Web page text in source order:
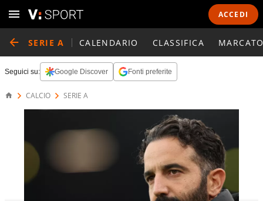
ACCEDI
SERIE A CALENDARIO CLASSIFICA
Seguici su: Google Discover Fonti preferite
CALCIO SERIE A